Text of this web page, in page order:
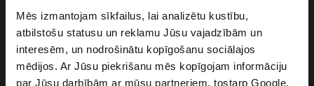
Mēs izmantojam sīkfailus, lai analizētu kustību,
atbilstošu statusu un reklamu Jūsu vajadzībām un
interesēm, un nodrošinātu kopīgošanu sociālajos
mēdijos. Ar Jūsu piekrišanu mēs kopīgojam informāciju
par Jūsu darbībām ar mūsu partneriem, tostarp Google,